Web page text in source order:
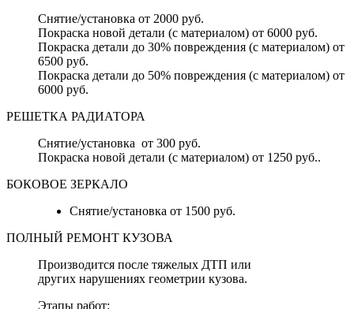
Снятие/установка от 2000 руб.
Покраска новой детали (с материалом) от 6000 руб.
Покраска детали до 30% повреждения (с материалом) от
6500 руб.
Покраска детали до 50% повреждения (с материалом) от
6000 руб.
РЕШЕТКА РАДИАТОРА
Снятие/установка от 300 руб.
Покраска новой детали (с материалом) от 1250 руб..
БОКОВОЕ ЗЕРКАЛО
Снятие/установка от 1500 руб.
ПОЛНЫЙ РЕМОНТ КУЗОВА
Производится после тяжелых ДТП или
других нарушениях геометрии кузова.
Этапы работ: